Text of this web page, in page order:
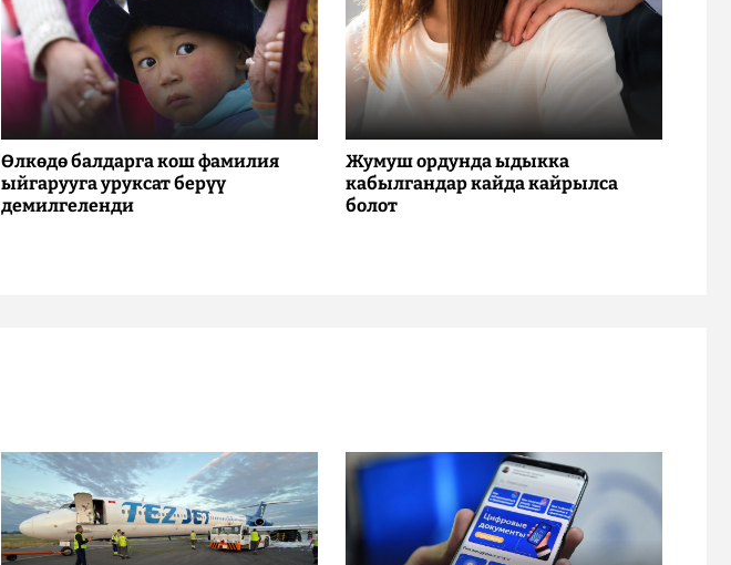
Өлкөдө балдарга кош фамилия
ыйгарууга уруксат берүү
демилгеленди
Жумуш ордунда ыдыкка
кабылгандар кайда кайрылса
болот